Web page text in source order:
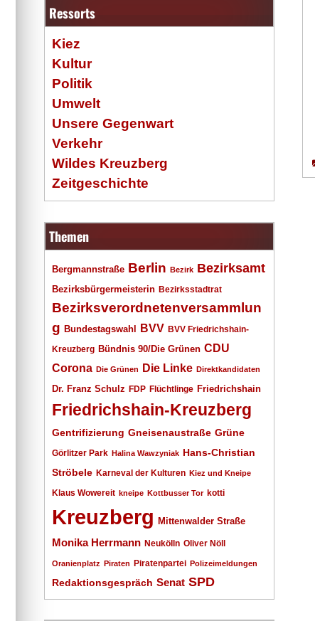
Ressorts
Kiez
Kultur
Politik
Umwelt
Unsere Gegenwart
Verkehr
Wildes Kreuzberg
Zeitgeschichte
Themen
Bergmannstraße Berlin Bezirk Bezirksamt
Bezirksbürgermeisterin Bezirksstadtrat
Bezirksverordnetenversammlun
g Bundestagswahl BVV BVV Friedrichshain-
Kreuzberg Bündnis 90/Die Grünen CDU
Corona Die Grünen Die Linke Direktkandidaten
Dr. Franz Schulz FDP Flüchtlinge Friedrichshain
Friedrichshain-Kreuzberg
Gentrifizierung Gneisenaustraße Grüne
Görlitzer Park Halina Wawzyniak Hans-Christian
Ströbele Karneval der Kulturen Kiez und Kneipe
Klaus Wowereit kneipe Kottbusser Tor kotti
Kreuzberg Mittenwalder Straße
Monika Herrmann Neukölln Oliver Nöll
Oranienplatz Piraten Piratenpartei Polizeimeldungen
Redaktionsgespräch Senat SPD